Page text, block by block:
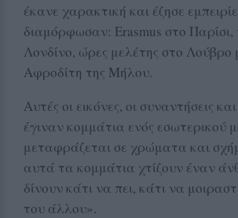
έκανε χαρακτική και έζησε
διαμόρφωσαν: Erasmus στο
Λονδίνο, ώρες μελέτης στο
Αφροδίτη της Μήλου.
Αυτές οι εικόνες, οι συναντήσεις
έγιναν κομμάτια ενός εσωτερικού
μεταφράζεται σε χρώματα και
αυτά τα κομμάτια χτίζουν έναν
δίνουν κάτι να πει, κάτι να
του άλλου».